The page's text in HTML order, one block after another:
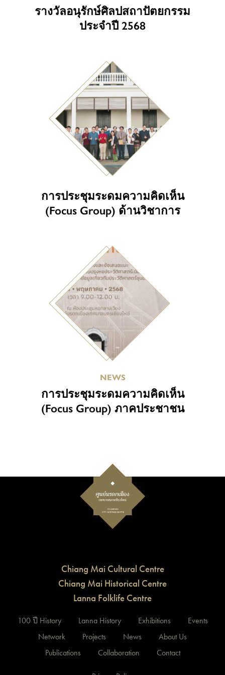
รางวัลอนุรักษ์ศิลปสถาปัตยกรรม
ประจำปี 2568
การประชุมระดมความคิดเห็น
(Focus Group) ด้านวิชาการ
NEWS
การประชุมระดมความคิดเห็น
(Focus Group) ภาคประชาชน
Chiang Mai Cultural Centre
Chiang Mai Historical Centre
Lanna Folklife Centre
100 ปี History Lanna History Exhibitions
Events
Network
Projects News
About Us
Publications
Collaboration Contact